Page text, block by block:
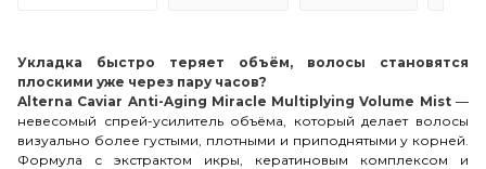
Укладка быстро теряет объём, волосы становятся
плоскими уже через пару часов?
Alterna Caviar Anti-Aging Miracle Multiplying Volume Mist—
невесомый спрей-усилитель объёма, который делает волосы
визуально более густыми, плотными и приподнятыми у корней.
Формула с экстрактом икры, кератиновым комплексом и